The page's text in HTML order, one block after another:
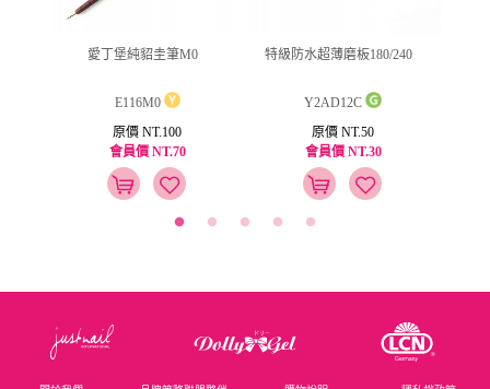
愛丁堡純貂圭筆M0
E116M0
原價 NT.100
會員價 NT.70
特級防水超薄磨板180/240
Y2AD12C
原價 NT.50
會員價 NT.30